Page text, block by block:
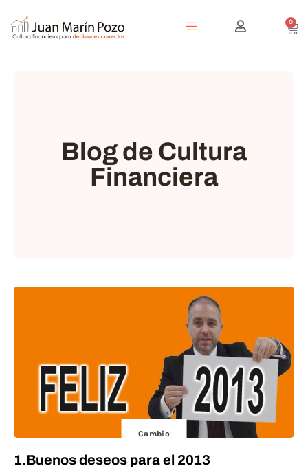
0
Blog de Cultura
Financiera
Cambio
1.Buenos deseos para el 2013